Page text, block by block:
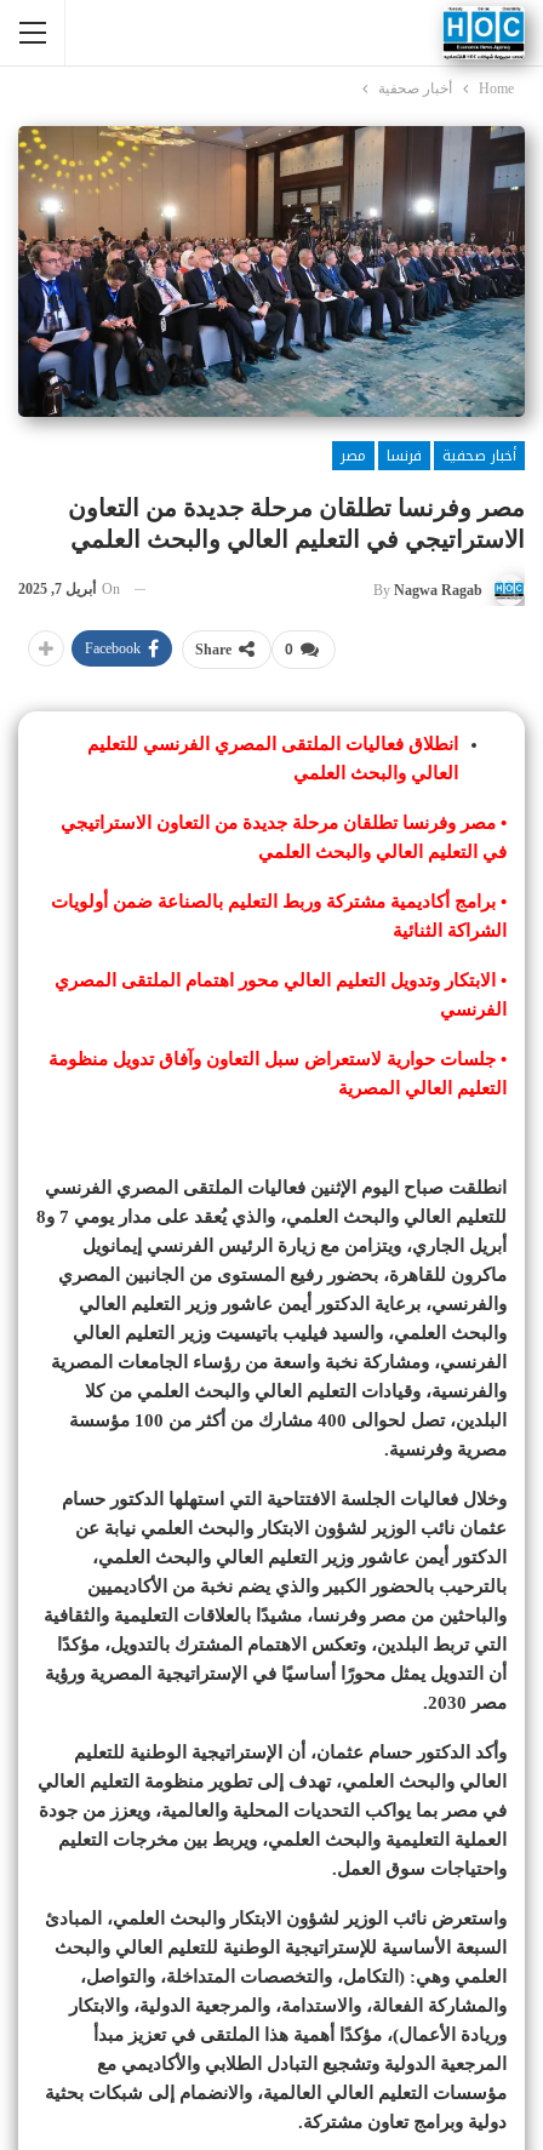
Home أخبار صحفية
أخبار صحفية فرنسا
مصر
مصر وفرنسا تطلقان مرحلة جديدة من التعاون
الاستراتيجي في التعليم العالي والبحث العلمي
By Nagwa Ragab
On أبريل 7, 2025
0
Share
Facebook
انطلاق فعاليات الملتقى المصري الفرنسي للتعليم
العالي والبحث العلمي
• مصر وفرنسا تطلقان مرحلة جديدة من التعاون الاستراتيجي
في التعليم العالي والبحث العلمي
• برامج أكاديمية مشتركة وربط التعليم بالصناعة ضمن أولويات
الشراكة الثنائية
• الابتكار وتدويل التعليم العالي محور اهتمام الملتقى المصري
الفرنسي
• جلسات حوارية لاستعراض سبل التعاون وآفاق تدويل منظومة
التعليم العالي المصرية
انطلقت صباح اليوم الإثنين فعاليات الملتقى المصري الفرنسي
للتعليم العالي والبحث العلمي، والذي يُعقد على مدار يومي 7 و8
أبريل الجاري، ويتزامن مع زيارة الرئيس الفرنسي إيمانويل
ماكرون للقاهرة، بحضور رفيع المستوى من الجانبين المصري
والفرنسي، برعاية الدكتور أيمن عاشور وزير التعليم العالي
والبحث العلمي، والسيد فيليب باتيسيت وزير التعليم العالي
الفرنسي، ومشاركة نخبة واسعة من رؤساء الجامعات المصرية
والفرنسية، وقيادات التعليم العالي والبحث العلمي من كلا
البلدين، تصل لحوالى 400 مشارك من أكثر من 100 مؤسسة
مصرية وفرنسية.
وخلال فعاليات الجلسة الافتتاحية التي استهلها الدكتور حسام
عثمان نائب الوزير لشؤون الابتكار والبحث العلمي نيابة عن
الدكتور أيمن عاشور وزير التعليم العالي والبحث العلمي،
بالترحيب بالحضور الكبير والذي يضم نخبة من الأكاديميين
والباحثين من مصر وفرنسا، مشيدًا بالعلاقات التعليمية والثقافية
التي تربط البلدين، وتعكس الاهتمام المشترك بالتدويل، مؤكدًا
أن التدويل يمثل محورًا أساسيًا في الإستراتيجية المصرية ورؤية
مصر 2030.
وأكد الدكتور حسام عثمان، أن الإستراتيجية الوطنية للتعليم
العالي والبحث العلمي، تهدف إلى تطوير منظومة التعليم العالي
في مصر بما يواكب التحديات المحلية والعالمية، ويعزز من جودة
العملية التعليمية والبحث العلمي، ويربط بين مخرجات التعليم
واحتياجات سوق العمل.
واستعرض نائب الوزير لشؤون الابتكار والبحث العلمي، المبادئ
السبعة الأساسية للإستراتيجية الوطنية للتعليم العالي والبحث
العلمي وهي: (التكامل، والتخصصات المتداخلة، والتواصل،
والمشاركة الفعالة، والاستدامة، والمرجعية الدولية، والابتكار
وريادة الأعمال)، مؤكدًا أهمية هذا الملتقى في تعزيز مبدأ
المرجعية الدولية وتشجيع التبادل الطلابي والأكاديمي مع
مؤسسات التعليم العالي العالمية، والانضمام إلى شبكات بحثية
دولية وبرامج تعاون مشتركة.